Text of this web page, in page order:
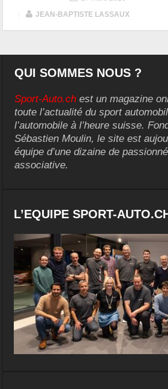
JEAN-BAPTISTE LASSAUX
QUI SOMMES NOUS ?
Sport-Auto.ch est un magazine
toute l’actualité du sport
l’automobile à l’heure suisse.
Sébastien Moulin, le site est
équipe d’une dizaine de
associative.
L’EQUIPE SPORT-